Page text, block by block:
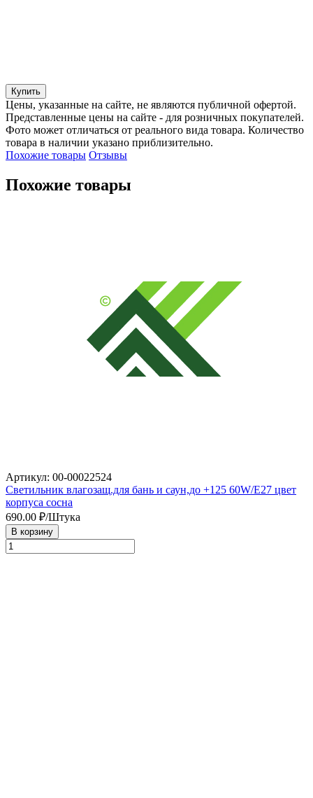
Купить
Цены, указанные на сайте, не являются публичной офертой.
Представленные цены на сайте - для розничных покупателей.
Фото может отличаться от реального вида товара. Количество
товара в наличии указано приблизительно.
Похожие товары Отзывы
Похожие товары
Артикул: 00-00022524
Светильник влагозащ.для бань и саун,до +125 60W/E27 цвет
корпуса сосна
690.00 ₽/Штука
В корзину